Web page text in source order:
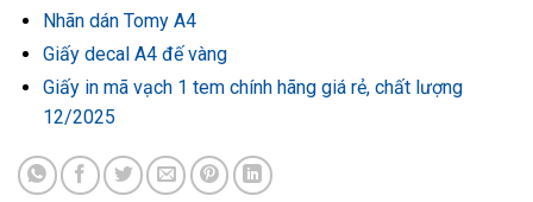
Nhãn dán Tomy A4
Giấy decal A4 đế vàng
Giấy in mã vạch 1 tem chính hãng giá rẻ, chất lượng
12/2025